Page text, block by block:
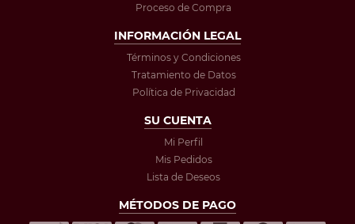
Proceso de Compra
INFORMACIÓN LEGAL
Términos y Condiciones
Tratamiento de Datos
Política de Privacidad
SU CUENTA
Mi Perfil
Mis Pedidos
Lista de Deseos
MÉTODOS DE PAGO